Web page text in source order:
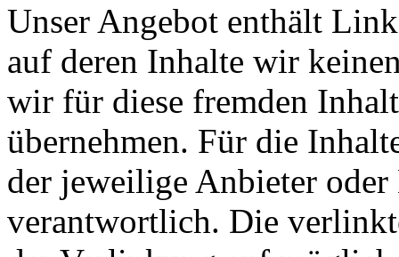
Unser Angebot enthält
auf deren Inhalte wir
wir für diese fremden
übernehmen. Für die
der jeweilige Anbieter oder
verantwortlich. Die